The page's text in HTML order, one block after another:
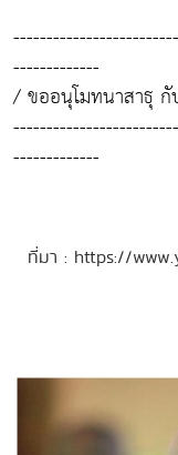
-------------
/ ขออนุโมทนาสาธุ
-------------
ที่มา : https://